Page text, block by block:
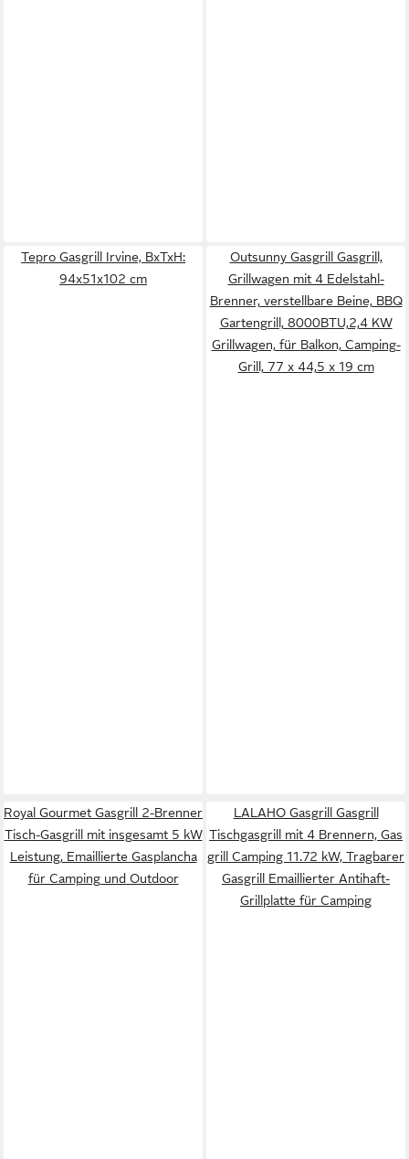
Tepro Gasgrill Irvine, BxTxH:
94x51x102 cm
Outsunny Gasgrill Gasgrill,
Grillwagen mit 4 Edelstahl-
Brenner, verstellbare Beine, BBQ
Gartengrill, 8000BTU,2,4 KW
Grillwagen, für Balkon, Camping-
Grill, 77 x 44,5 x 19 cm
Royal Gourmet Gasgrill 2-Brenner
Tisch-Gasgrill mit insgesamt 5 kW
Leistung, Emaillierte Gasplancha
für Camping und Outdoor
LALAHO Gasgrill Gasgrill
Tischgasgrill mit 4 Brennern, Gas
grill Camping 11.72 kW, Tragbarer
Gasgrill Emaillierter Antihaft-
Grillplatte für Camping